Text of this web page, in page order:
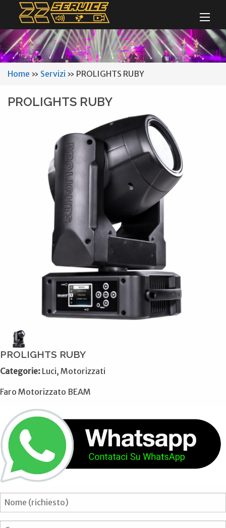
Home » Servizi » PROLIGHTS RUBY
PROLIGHTS RUBY
PROLIGHTS RUBY
Categorie: Luci, Motorizzati
Faro Motorizzato BEAM